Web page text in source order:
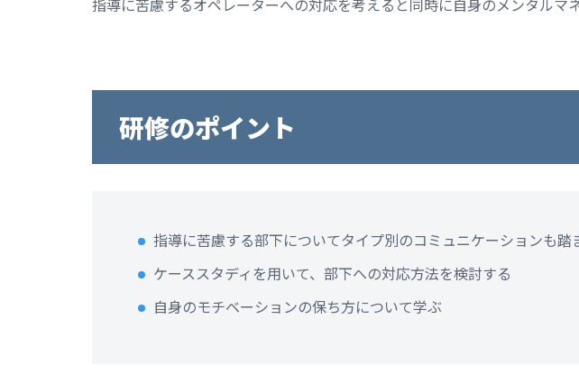
指導に苦慮するオペレーターへの対応を考えると同時に自身のメンタルマ
研修のポイント
指導に苦慮する部下についてタイプ別のコミュニケーションも踏
ケーススタディを用いて、部下への対応方法を検討する
自身のモチベーションの保ち方について学ぶ